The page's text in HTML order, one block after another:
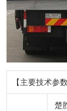
【主要技术参数
楚